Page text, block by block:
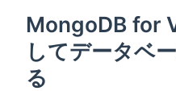
MongoDB for
してデータベ
る